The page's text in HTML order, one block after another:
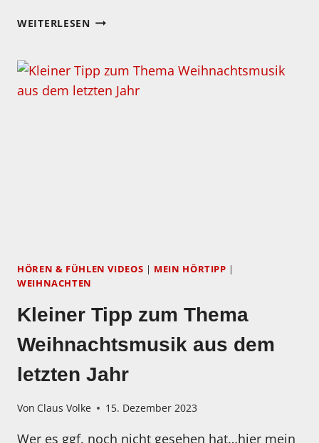
WEITERLESENNEUE
ONLINE!
HÖREN & FÜHLEN VIDEOS | MEIN HÖRTIPP |
WEIHNACHTEN
Kleiner Tipp zum Thema
Weihnachtsmusik aus dem
letzten Jahr
Von Claus Volke 15. Dezember 2023
Wer es ggf. noch nicht gesehen hat…hier mein